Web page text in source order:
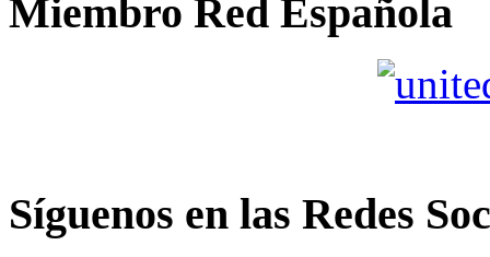
Miembro Red Española
Síguenos en las Redes